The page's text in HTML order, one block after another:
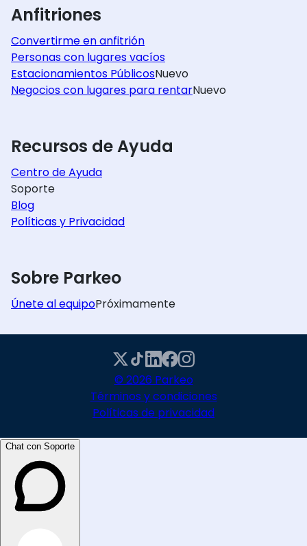
Anfitriones
Convertirme en anfitrión
Personas con lugares vacíos
Estacionamientos PúblicosNuevo
Negocios con lugares para rentarNuevo
Recursos de Ayuda
Centro de Ayuda
Soporte
Blog
Políticas y Privacidad
Sobre Parkeo
Únete al equipoPróximamente
© 2026 Parkeo
Términos y condiciones
Políticas de privacidad
Chat con Soporte